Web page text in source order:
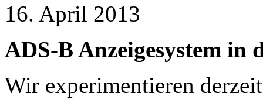
16. April 2013
ADS-B Anzeigesystem in
Wir experimentieren